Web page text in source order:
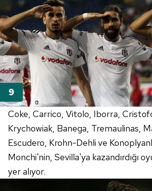
Coke, Carrico, Vitolo, Iborra,
Krychowiak, Banega, Tremaulinas,
Escudero, Krohn-Dehli ve
Monchi'nin, Sevilla'ya kazandırdığı
yer alıyor.